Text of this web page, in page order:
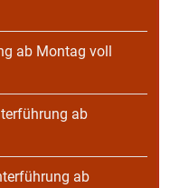
ab Montag voll
ab
ab